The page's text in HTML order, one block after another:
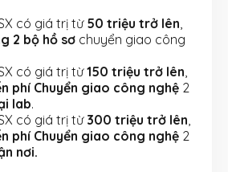
có giá trị từ 50 triệu trở lên
2 bộ hồ sơ chuyển giao công
có giá trị từ150 triệu trở lên
phí Chuyển giao công nghệ 2
lab.
có giá trị từ 300 triệu trở lên
phí Chuyển giao công nghệ 2
nơi.